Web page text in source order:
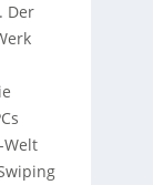
Der